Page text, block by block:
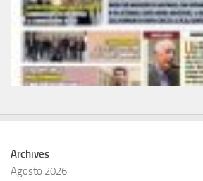
Archives
Agosto 2026